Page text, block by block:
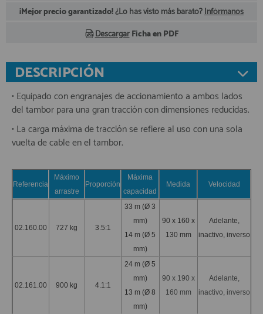
¡Mejor precio garantizado!¿Lo has visto más barato?Infórmanos
Descargar Ficha en PDF
DESCRIPCIÓN
• Equipado con engranajes de accionamiento a ambos lados
del tambor para una gran tracción con dimensiones reducidas.
• La carga máxima de tracción se refiere al uso con una sola
vuelta de cable en el tambor.
Referencia
Máximo
arrastre
Proporción
Máxima
capacidad
Medida Velocidad
02.160.00 727 kg 3.5:1
33 m (Ø 3
mm)
14 m (Ø 5
mm)
90 x 160 x
130 mm
Adelante,
inactivo, inverso
02.161.00 900 kg 4.1:1
24 m (Ø 5
mm)
13 m (Ø 8
mm)
90 x 190 x
160 mm
Adelante,
inactivo, inverso